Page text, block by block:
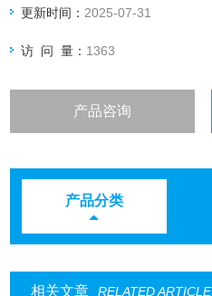
更新时间： 2025-07-31
访 问 量： 1363
产品咨询
产品分类
相关文章 RELATED